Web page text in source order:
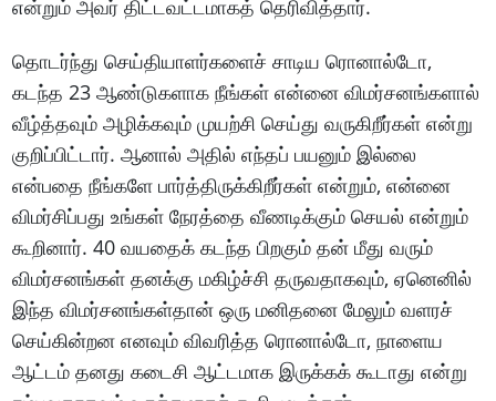
என்றும் அவர் திட்டவட்டமாகத் தெரிவித்தார்.
தொடர்ந்து செய்தியாளர்களைச் சாடிய ரொனால்டோ,
கடந்த 23 ஆண்டுகளாக நீங்கள் என்னை விமர்சனங்களால்
வீழ்த்தவும் அழிக்கவும் முயற்சி செய்து வருகிறீர்கள் என்று
குறிப்பிட்டார். ஆனால் அதில் எந்தப் பயனும் இல்லை
என்பதை நீங்களே பார்த்திருக்கிறீர்கள் என்றும், என்னை
விமர்சிப்பது உங்கள் நேரத்தை வீணடிக்கும் செயல் என்றும்
கூறினார். 40 வயதைக் கடந்த பிறகும் தன் மீது வரும்
விமர்சனங்கள் தனக்கு மகிழ்ச்சி தருவதாகவும், ஏனெனில்
இந்த விமர்சனங்கள்தான் ஒரு மனிதனை மேலும் வளரச்
செய்கின்றன எனவும் விவரித்த ரொனால்டோ, நாளைய
ஆட்டம் தனது கடைசி ஆட்டமாக இருக்கக் கூடாது என்று